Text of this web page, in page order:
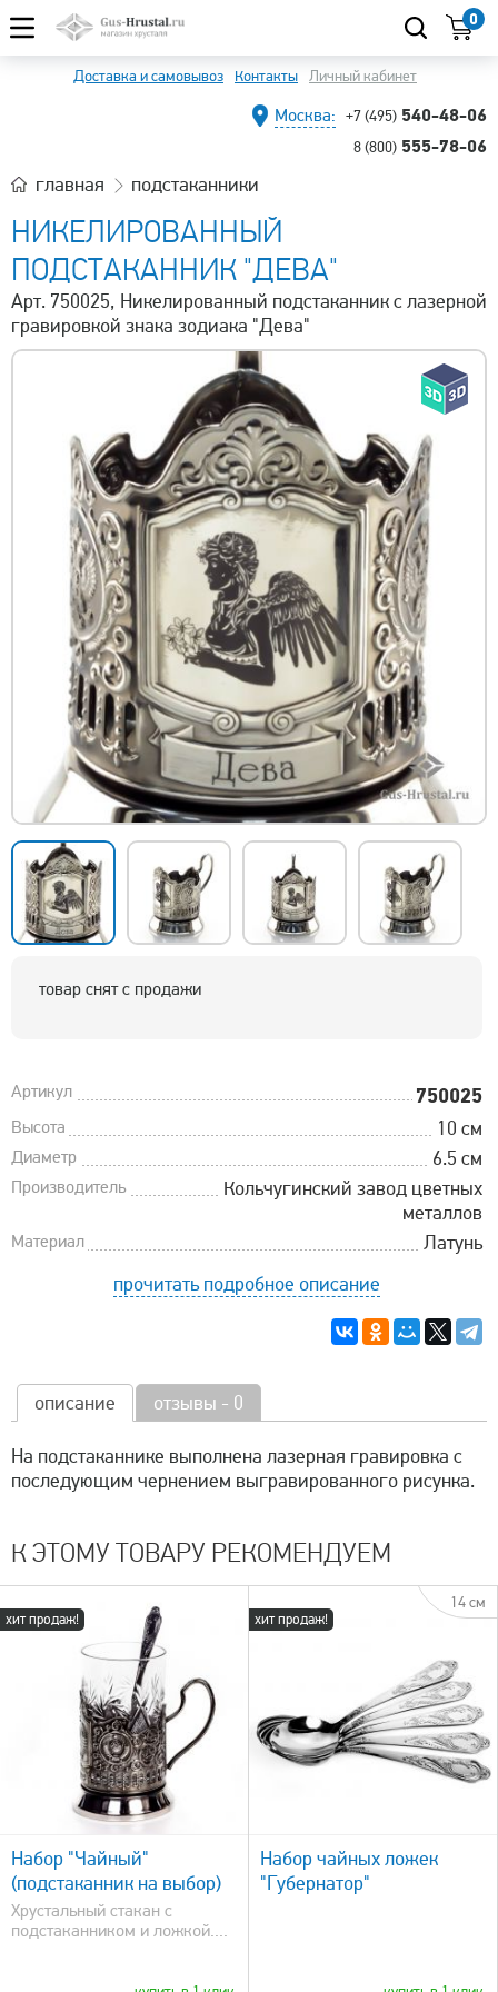
0
Доставка и самовывоз Контакты Личный кабинет
Москва: +7 (495) 540-48-06
8 (800) 555-78-06
главная подстаканники
НИКЕЛИРОВАННЫЙ
ПОДСТАКАННИК "ДЕВА"
Арт. 750025, Никелированный подстаканник с лазерной
гравировкой знака зодиака "Дева"
товар снят с продажи
Артикул 750025
Высота 10 см
Диаметр 6.5 см
Производитель
Кольчугинский завод цветных
металлов
Материал
Латунь
прочитать подробное описание
описание отзывы - 0
На подстаканнике выполнена лазерная гравировка с
последующим чернением выгравированного рисунка.
К ЭТОМУ ТОВАРУ РЕКОМЕНДУЕМ
хит продаж!
Набор "Чайный"
(подстаканник на выбор)
Хрустальный стакан с
подстаканником и ложкой....
хит продаж!
14 см
быстрый просмотр
Набор чайных ложек
"Губернатор"